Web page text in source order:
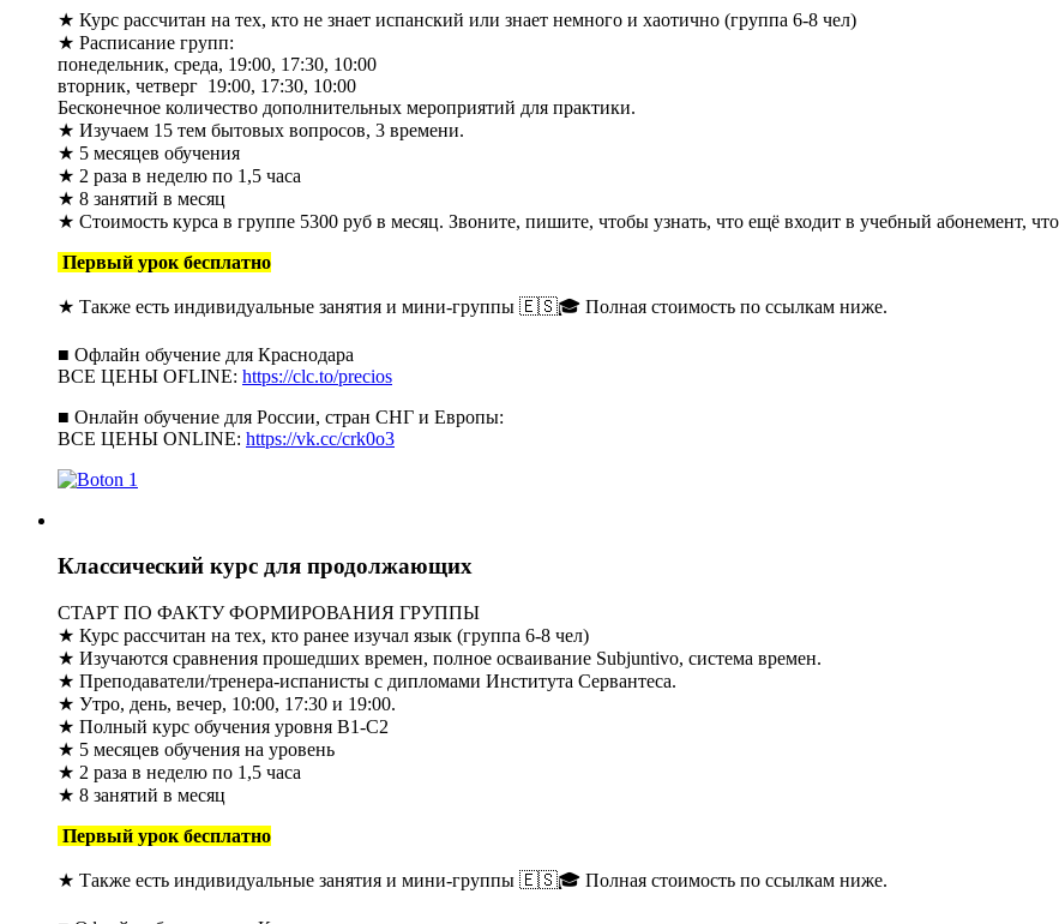
★ Курс рассчитан на тех, кто не знает испанский или знает немного и хаотично (группа 6-8 чел)
★ Расписание групп:
понедельник, среда, 19:00, 17:30, 10:00
вторник, четверг 19:00, 17:30, 10:00
Бесконечное количество дополнительных мероприятий для практики.
★ Изучаем 15 тем бытовых вопросов, 3 времени.
★ 5 месяцев обучения
★ 2 раза в неделю по 1,5 часа
★ 8 занятий в месяц
★ Стоимость курса в группе 5300 руб в месяц. Звоните, пишите, чтобы узнать, что ещё входит в учебный абонемент,
Первый урок бесплатно
★ Также есть индивидуальные занятия и мини-группы 🇪🇸🎓 Полная стоимость по ссылкам ниже.
■ Офлайн обучение для Краснодара
ВСЕ ЦЕНЫ OFLINE: https://clc.to/precios
■ Онлайн обучение для России, стран СНГ и Европы:
ВСЕ ЦЕНЫ ONLINE: https://vk.cc/crk0o3
Классический курс для продолжающих
СТАРТ ПО ФАКТУ ФОРМИРОВАНИЯ ГРУППЫ
★ Курс рассчитан на тех, кто ранее изучал язык (группа 6-8 чел)
★ Изучаются сравнения прошедших времен, полное осваивание Subjuntivo, система времен.
★ Преподаватели/тренера-испанисты с дипломами Института Сервантеса.
★ Утро, день, вечер, 10:00, 17:30 и 19:00.
★ Полный курс обучения уровня B1-C2
★ 5 месяцев обучения на уровень
★ 2 раза в неделю по 1,5 часа
★ 8 занятий в месяц
Первый урок бесплатно
★ Также есть индивидуальные занятия и мини-группы 🇪🇸🎓 Полная стоимость по ссылкам ниже.